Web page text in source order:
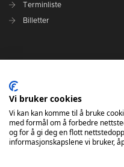
Terminliste
Billetter
Ansvarlig redaktør: Tore
Vi bruker cookies
Vi kan kan komme til å bruke
med formål om å forbedre
og for å gi deg en flott
informasjonskapslene vi bruker,